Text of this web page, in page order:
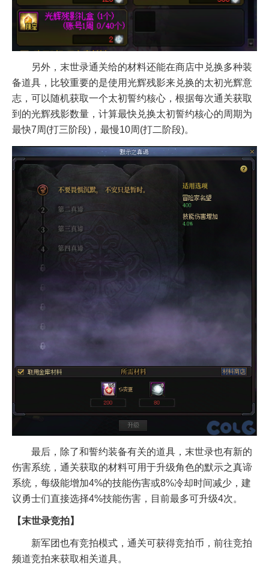
另外，末世录通关给的材料还能在商店中兑换多种装
备道具，比较重要的是使用光辉残影来兑换的太初光辉意
志，可以随机获取一个太初誓约核心，根据每次通关获取
到的光辉残影数量，计算最快兑换太初誓约核心的周期为
最快7周(打三阶段)，最慢10周(打二阶段)。
最后，除了和誓约装备有关的道具，末世录也有新的
伤害系统，通关获取的材料可用于升级角色的默示之真谛
系统，每级能增加4%的技能伤害或8%冷却时间减少，建
议勇士们直接选择4%技能伤害，目前最多可升级4次。
【末世录竞拍】
新军团也有竞拍模式，通关可获得竞拍币，前往竞拍
频道竞拍来获取相关道具。